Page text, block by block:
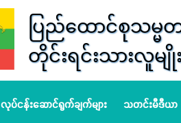
ပြည်ထောင်စုသမ္မ
တိုင်းရင်းသားလူမျိုး
လုပ်ငန်းဆောင်ရွက်ချက်များ သတင်းမီဒီယာ